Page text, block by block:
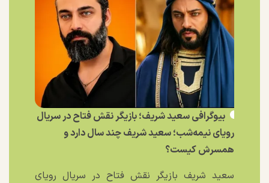
بیوگرافی سعید شریف؛ بازیگر نقش فتاح در سریال
رویای نیمه‌شب؛ سعید شریف چند سال دارد و
همسرش کیست؟
سعید شریف بازیگر نقش فتاح در سریال رویای